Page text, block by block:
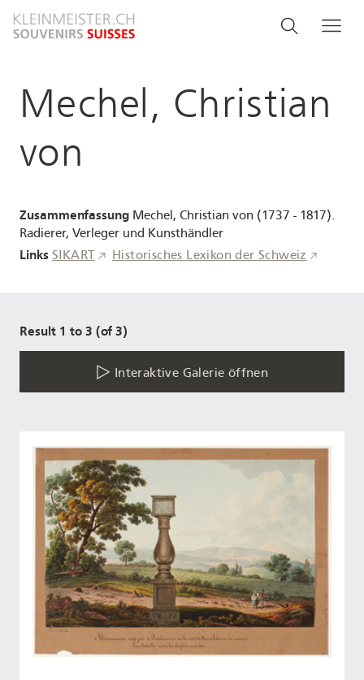
zum
Search
menu
Suche
Mechel, Christian
von
Zusammenfassung Mechel, Christian von (1737 - 1817).
Radierer, Verleger und Kunsthändler
Links SIKART Historisches Lexikon der Schweiz
Result 1 to 3 (of 3)
Interaktive Galerie öffnen